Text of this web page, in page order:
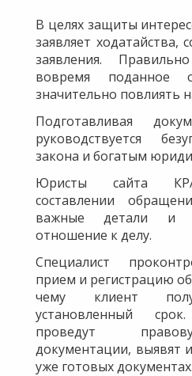
В целях защиты
заявляет ходатайства,
заявления.
вовремя поданное
значительно повлиять
Подготавливая
руководствуется
закона и богатым
Юристы сайта
составлении
важные детали и
отношение к делу.
Специалист
прием и регистрацию
чему клиент
установленный
проведут
документации, выявят
уже готовых документах.